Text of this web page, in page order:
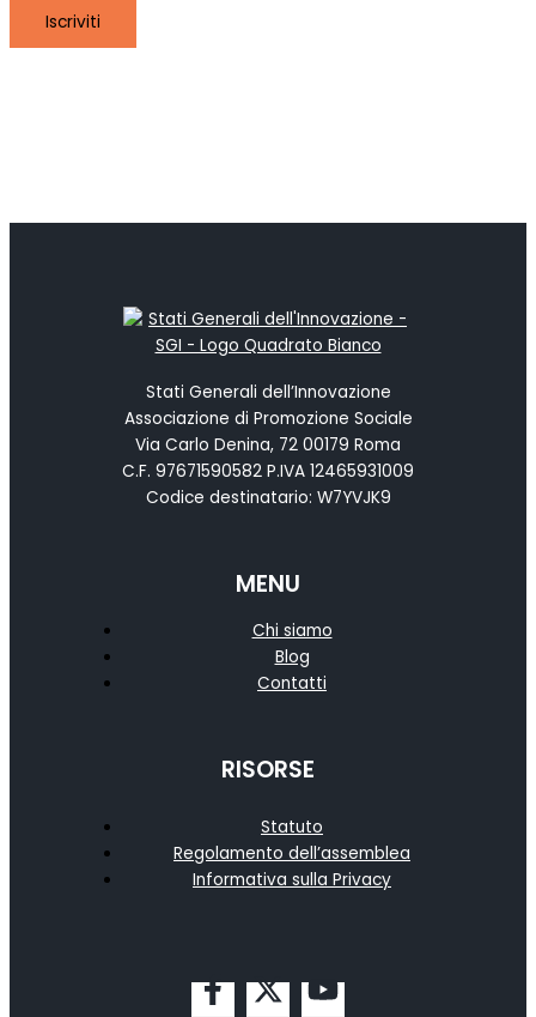
Iscriviti
Stati Generali dell’Innovazione
Associazione di Promozione Sociale
Via Carlo Denina, 72 00179 Roma
C.F. 97671590582 P.IVA 12465931009
Codice destinatario: W7YVJK9
MENU
Chi siamo
Blog
Contatti
RISORSE
Statuto
Regolamento dell’assemblea
Informativa sulla Privacy